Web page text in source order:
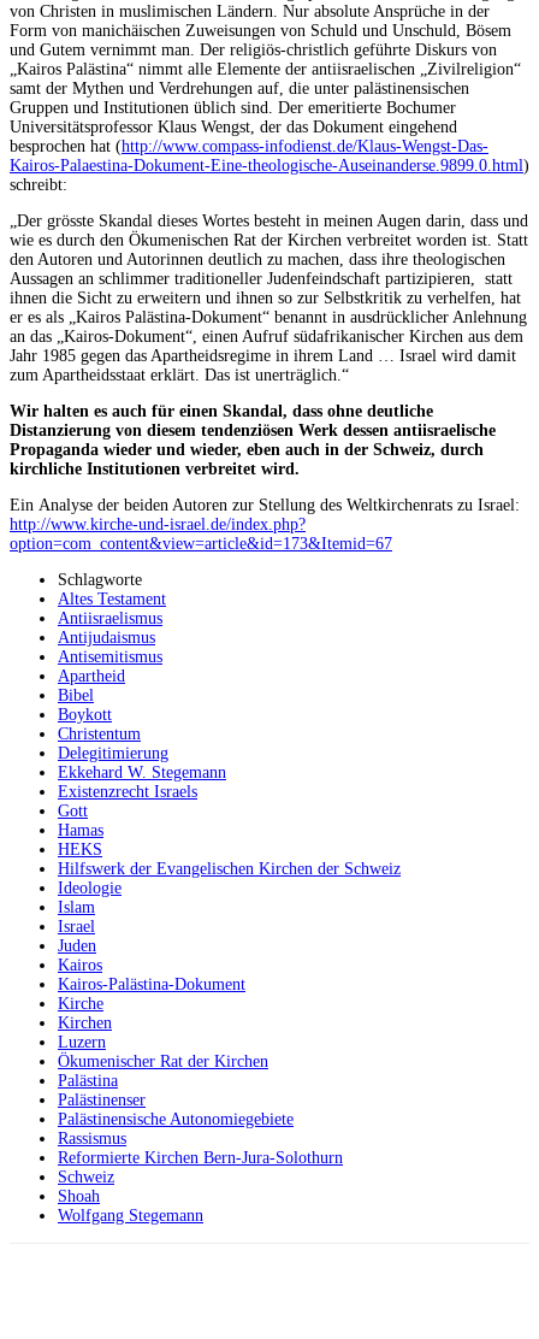
von Christen in muslimischen Ländern. Nur absolute Ansprüche in der
Form von manichäischen Zuweisungen von Schuld und Unschuld, Bösem
und Gutem vernimmt man. Der religiös-christlich geführte Diskurs von
„Kairos Palästina“ nimmt alle Elemente der antiisraelischen „Zivilreligion“
samt der Mythen und Verdrehungen auf, die unter palästinensischen
Gruppen und Institutionen üblich sind. Der emeritierte Bochumer
Universitätsprofessor Klaus Wengst, der das Dokument eingehend
besprochen hat (http://www.compass-infodienst.de/Klaus-Wengst-Das-
Kairos-Palaestina-Dokument-Eine-theologische-Auseinanderse.9899.0.html)
schreibt:
„Der grösste Skandal dieses Wortes besteht in meinen Augen darin, dass und
wie es durch den Ökumenischen Rat der Kirchen verbreitet worden ist. Statt
den Autoren und Autorinnen deutlich zu machen, dass ihre theologischen
Aussagen an schlimmer traditioneller Judenfeindschaft partizipieren, statt
ihnen die Sicht zu erweitern und ihnen so zur Selbstkritik zu verhelfen, hat
er es als „Kairos Palästina-Dokument“ benannt in ausdrücklicher Anlehnung
an das „Kairos-Dokument“, einen Aufruf südafrikanischer Kirchen aus dem
Jahr 1985 gegen das Apartheidsregime in ihrem Land … Israel wird damit
zum Apartheidsstaat erklärt. Das ist unerträglich.“
Wir halten es auch für einen Skandal, dass ohne deutliche
Distanzierung von diesem tendenziösen Werk dessen antiisraelische
Propaganda wieder und wieder, eben auch in der Schweiz, durch
kirchliche Institutionen verbreitet wird.
Ein Analyse der beiden Autoren zur Stellung des Weltkirchenrats zu Israel:
http://www.kirche-und-israel.de/index.php?
option=com_content&view=article&id=173&Itemid=67
Schlagworte
Altes Testament
Antiisraelismus
Antijudaismus
Antisemitismus
Apartheid
Bibel
Boykott
Christentum
Delegitimierung
Ekkehard W. Stegemann
Existenzrecht Israels
Gott
Hamas
HEKS
Hilfswerk der Evangelischen Kirchen der Schweiz
Ideologie
Islam
Israel
Juden
Kairos
Kairos-Palästina-Dokument
Kirche
Kirchen
Luzern
Ökumenischer Rat der Kirchen
Palästina
Palästinenser
Palästinensische Autonomiegebiete
Rassismus
Reformierte Kirchen Bern-Jura-Solothurn
Schweiz
Shoah
Wolfgang Stegemann